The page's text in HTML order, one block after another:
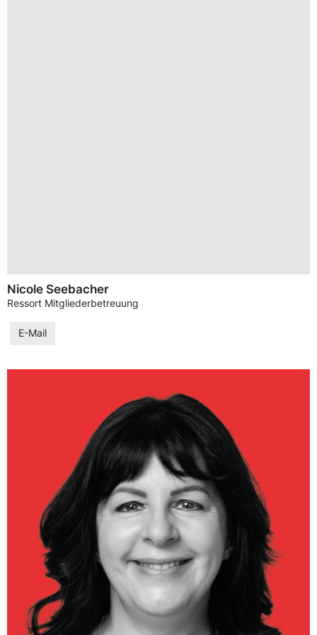
Nicole Seebacher
Ressort Mitgliederbetreuung
E-Mail